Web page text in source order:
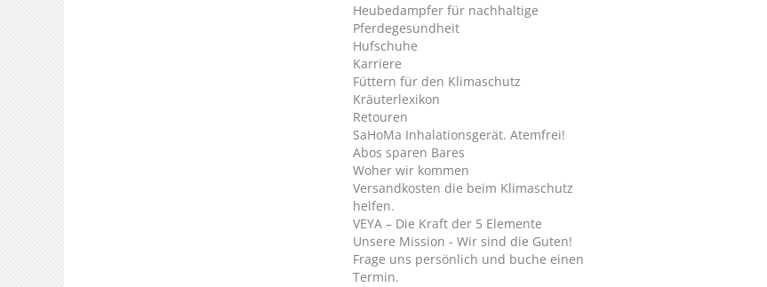
Heubedampfer für nachhaltige
Pferdegesundheit
Hufschuhe
Karriere
Füttern für den Klimaschutz
Kräuterlexikon
Retouren
SaHoMa Inhalationsgerät. Atemfrei!
Abos sparen Bares
Woher wir kommen
Versandkosten die beim Klimaschutz
helfen.
VEYA – Die Kraft der 5 Elemente
Unsere Mission - Wir sind die Guten!
Frage uns persönlich und buche einen
Termin.